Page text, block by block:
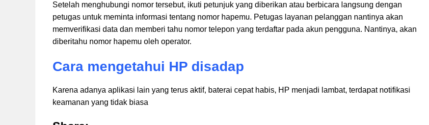
Setelah menghubungi nomor tersebut, ikuti petunjuk yang diberikan atau berbicara langsung dengan
petugas untuk meminta informasi tentang nomor hapemu. Petugas layanan pelanggan nantinya akan
memverifikasi data dan memberi tahu nomor telepon yang terdaftar pada akun pengguna. Nantinya, akan
diberitahu nomor hapemu oleh operator.
Cara mengetahui HP disadap
Karena adanya aplikasi lain yang terus aktif, baterai cepat habis, HP menjadi lambat, terdapat notifikasi
keamanan yang tidak biasa